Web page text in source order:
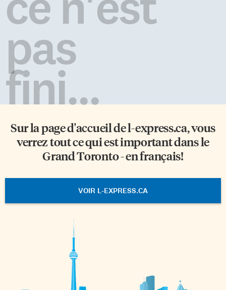
pas
fini...
Sur la page d'accueil del-express.ca, vous
verrez tout ce qui est important dans le
Grand Toronto - en français!
VOIR L-EXPRESS.CA